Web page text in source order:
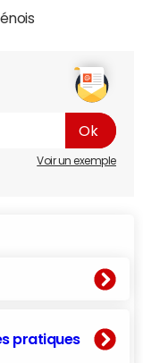
Voir un exemple
pratiques